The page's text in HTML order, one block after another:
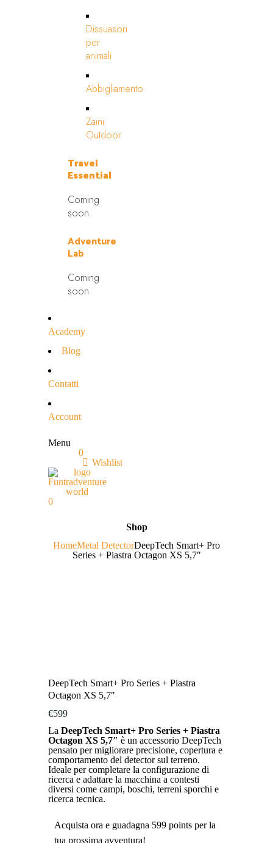
Dissuasori
per
animali
Abbigliamento
Zaini
Outdoor
Travel
Essential
Coming
soon
Adventure
Lab
Coming
soon
Academy
Blog
Contatti
Account
Menu
0
Wishlist
0
Shop
HomeMetal DetectorDeepTech Smart+ Pro
Series + Piastra Octagon XS 5,7″
DeepTech Smart+ Pro Series + Piastra
Octagon XS 5,7″
€599
La DeepTech Smart+ Pro Series + Piastra
Octagon XS 5,7″ è un accessorio DeepTech
pensato per migliorare precisione, copertura e
comportamento del detector sul terreno.
Ideale per completare la configurazione di
ricerca e adattare la macchina a contesti
diversi come campi, boschi, terreni sporchi e
ricerca tecnica.
Acquista ora e guadagna 599 points per la
tua prossima avventura!